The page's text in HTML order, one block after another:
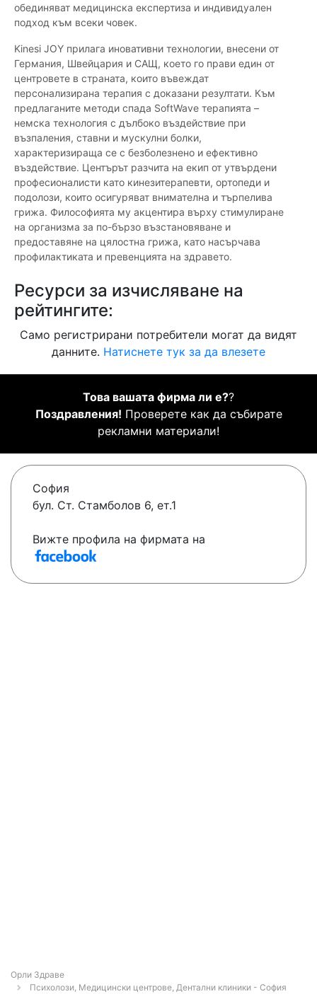
обединяват медицинска експертиза и индивидуален
подход към всеки човек.
Kinesi JOY прилага иновативни технологии, внесени от
Германия, Швейцария и САЩ, което го прави един от
центровете в страната, които въвеждат
персонализирана терапия с доказани резултати. Към
предлаганите методи спада SoftWave терапията –
немска технология с дълбоко въздействие при
възпаления, ставни и мускулни болки,
характеризираща се с безболезнено и ефективно
въздействие. Центърът разчита на екип от утвърдени
професионалисти като кинезитерапевти, ортопеди и
подолози, които осигуряват внимателна и търпелива
грижа. Философията му акцентира върху стимулиране
на организма за по-бързо възстановяване и
предоставяне на цялостна грижа, като насърчава
профилактиката и превенцията на здравето.
Ресурси за изчисляване на
рейтингите:
Само регистрирани потребители могат да видят
данните. Натиснете тук за да влезете
Това вашата фирма ли е??
Поздравления! Проверете как да събирате
рекламни материали!
София
бул. Ст. Стамболов 6, ет.1
Вижте профила на фирмата на
Орли Здраве
Психолози, Медицински центрове, Дентални клиники - София